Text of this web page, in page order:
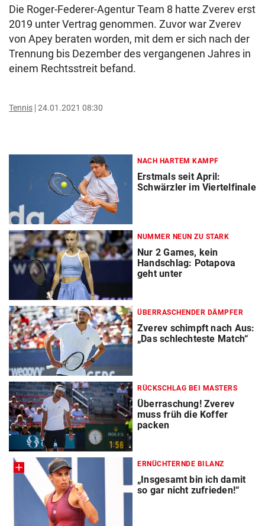
Die Roger-Federer-Agentur Team 8 hatte Zverev erst
2019 unter Vertrag genommen. Zuvor war Zverev
von Apey beraten worden, mit dem er sich nach der
Trennung bis Dezember des vergangenen Jahres in
einem Rechtsstreit befand.
Tennis 24.01.2021 08:30
NACH HARTEM KAMPF
Erstmals seit April:
Schwärzler im Viertelfinale
NUMMER NEUN ZU STARK
Nur 2 Games, kein
Handschlag: Potapova
geht unter
ÜBERRASCHENDER DÄMPFER
Zverev schimpft nach Aus:
„Das schlechteste Match“
RÜCKSCHLAG BEI MASTERS
Überraschung! Zverev
muss früh die Koffer
packen
ERNÜCHTERNDE BILANZ
„Insgesamt bin ich damit
so gar nicht zufrieden!“